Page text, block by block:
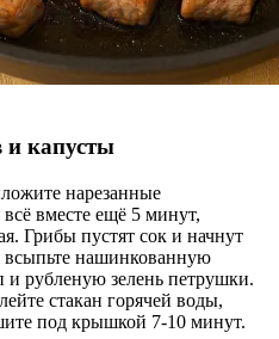
и капусты
нарезанные
вместе ещё 5 минут,
Грибы пустят сок и начнут
всыпьте нашинкованную
и рубленую зелень петрушки.
стакан горячей воды,
под крышкой 7-10 минут.